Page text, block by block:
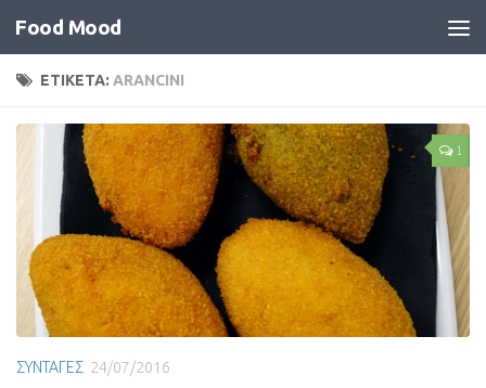
Food Mood
ΕΤΙΚΕΤΑ: ARANCINI
1
ΣΥΝΤΑΓΕΣ 24/07/2016